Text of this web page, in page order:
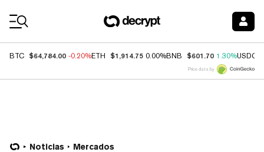
BTC $64,784.00 -0.20%ETH $1,914.75 0.00%BNB $601.70 1.30%USDC
Price data by
Noticias Mercados